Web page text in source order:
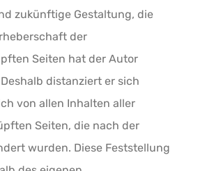
zukünftige Gestaltung, die
der
Seiten hat der Autor
distanziert er sich
von allen Inhalten aller
Seiten, die nach der
wurden. Diese Feststellung